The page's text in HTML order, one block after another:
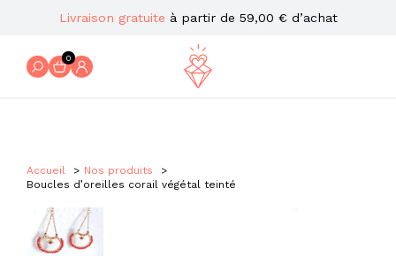
Livraison gratuite à partir de 59,00 € d’achat
0
Accueil
Nos produits
Boucles d’oreilles corail végétal teinté